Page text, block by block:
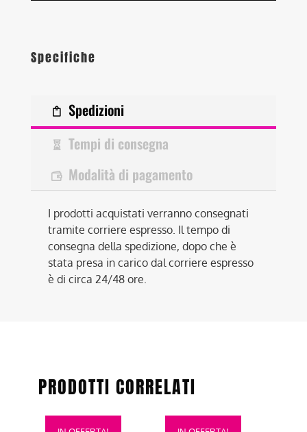
Specifiche
Spedizioni
Tempi di consegna
Modalità di pagamento
I prodotti acquistati verranno consegnati
tramite corriere espresso. Il tempo di
consegna della spedizione, dopo che è
stata presa in carico dal corriere espresso
è di circa 24/48 ore.
PRODOTTI CORRELATI
Questo
Questo